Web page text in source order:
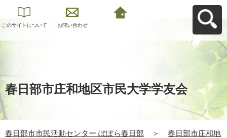
このサイトについて お問い合わせ
春日部市庄和地区市民大学学友会
春日部市市民活動センター ぽぽら春日部 ＞
春日部市庄和地